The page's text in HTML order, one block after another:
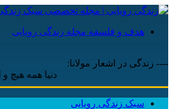
هدف و فلسفه مجله زندگی رویایی
---- زندگی در اشعار مولانا:
دنیا همه هیچ و اهل
سبک زندگی رویایی